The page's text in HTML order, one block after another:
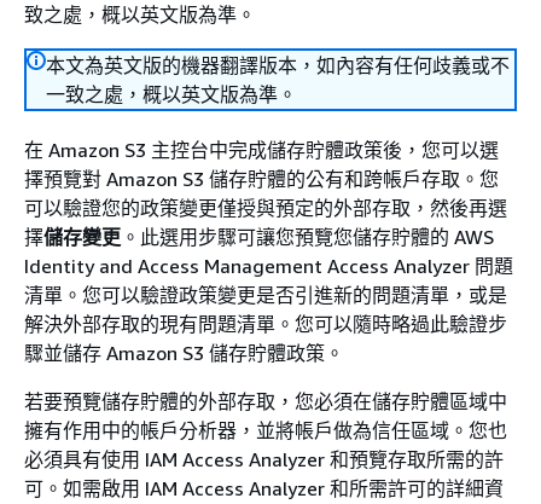
致之處，概以英文版為準。
本文為英文版的機器翻譯版本，如內容有任何歧義或不
一致之處，概以英文版為準。
在 Amazon S3 主控台中完成儲存貯體政策後，您可以選
擇預覽對 Amazon S3 儲存貯體的公有和跨帳戶存取。您
可以驗證您的政策變更僅授與預定的外部存取，然後再選
擇儲存變更 。此選用步驟可讓您預覽您儲存貯體的 AWS
Identity and Access Management Access Analyzer 問題
清單。您可以驗證政策變更是否引進新的問題清單，或是
解決外部存取的現有問題清單。您可以隨時略過此驗證步
驟並儲存 Amazon S3 儲存貯體政策。
若要預覽儲存貯體的外部存取，您必須在儲存貯體區域中
擁有作用中的帳戶分析器，並將帳戶做為信任區域。您也
必須具有使用 IAM Access Analyzer 和預覽存取所需的許
可。如需啟用 IAM Access Analyzer 和所需許可的詳細資